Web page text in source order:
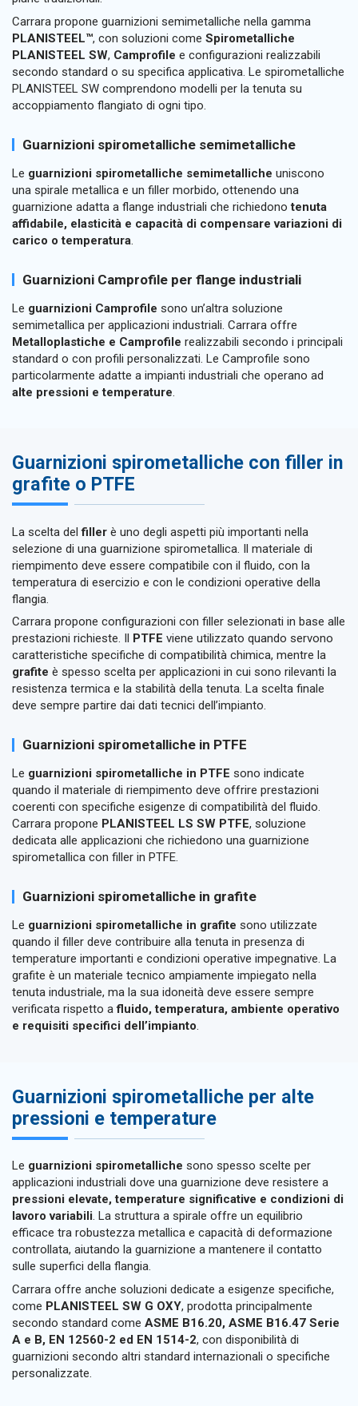
Carrara propone guarnizioni semimetalliche nella gamma
PLANISTEEL™, con soluzioni come Spirometalliche
PLANISTEEL SW, Camprofile e configurazioni realizzabili
secondo standard o su specifica applicativa. Le spirometalliche
PLANISTEEL SW comprendono modelli per la tenuta su
accoppiamento flangiato di ogni tipo.
Guarnizioni spirometalliche semimetalliche
Le guarnizioni spirometalliche semimetalliche uniscono
una spirale metallica e un filler morbido, ottenendo una
guarnizione adatta a flange industriali che richiedonotenuta
affidabile, elasticità e capacità di compensare variazioni di
carico o temperatura.
Guarnizioni Camprofile per flange industriali
Le guarnizioni Camprofile sono un’altra soluzione
semimetallica per applicazioni industriali. Carrara offre
Metalloplastiche e Camprofile realizzabili secondo i principali
standard o con profili personalizzati. Le Camprofile sono
particolarmente adatte a impianti industriali che operano ad
alte pressioni e temperature.
Guarnizioni spirometalliche con filler in
grafite o PTFE
La scelta delfiller è uno degli aspetti più importanti nella
selezione di una guarnizione spirometallica. Il materiale di
riempimento deve essere compatibile con il fluido, con la
temperatura di esercizio e con le condizioni operative della
flangia.
Carrara propone configurazioni con filler selezionati in base alle
prestazioni richieste. Il PTFE viene utilizzato quando servono
caratteristiche specifiche di compatibilità chimica, mentre la
grafite è spesso scelta per applicazioni in cui sono rilevanti la
resistenza termica e la stabilità della tenuta. La scelta finale
deve sempre partire dai dati tecnici dell’impianto.
Guarnizioni spirometalliche in PTFE
Le guarnizioni spirometalliche in PTFE sono indicate
quando il materiale di riempimento deve offrire prestazioni
coerenti con specifiche esigenze di compatibilità del fluido.
Carrara propone PLANISTEEL LS SW PTFE, soluzione
dedicata alle applicazioni che richiedono una guarnizione
spirometallica con filler in PTFE.
Guarnizioni spirometalliche in grafite
Le guarnizioni spirometalliche in grafite sono utilizzate
quando il filler deve contribuire alla tenuta in presenza di
temperature importanti e condizioni operative impegnative. La
grafite è un materiale tecnico ampiamente impiegato nella
tenuta industriale, ma la sua idoneità deve essere sempre
verificata rispetto afluido, temperatura, ambiente operativo
e requisiti specifici dell’impianto.
Guarnizioni spirometalliche per alte
pressioni e temperature
Le guarnizioni spirometalliche sono spesso scelte per
applicazioni industriali dove una guarnizione deve resistere a
pressioni elevate, temperature significative e condizioni di
lavoro variabili. La struttura a spirale offre un equilibrio
efficace tra robustezza metallica e capacità di deformazione
controllata, aiutando la guarnizione a mantenere il contatto
sulle superfici della flangia.
Carrara offre anche soluzioni dedicate a esigenze specifiche,
come PLANISTEEL SW G OXY, prodotta principalmente
secondo standard come ASME B16.20, ASME B16.47 Serie
A e B, EN 12560-2 ed EN 1514-2, con disponibilità di
guarnizioni secondo altri standard internazionali o specifiche
personalizzate.